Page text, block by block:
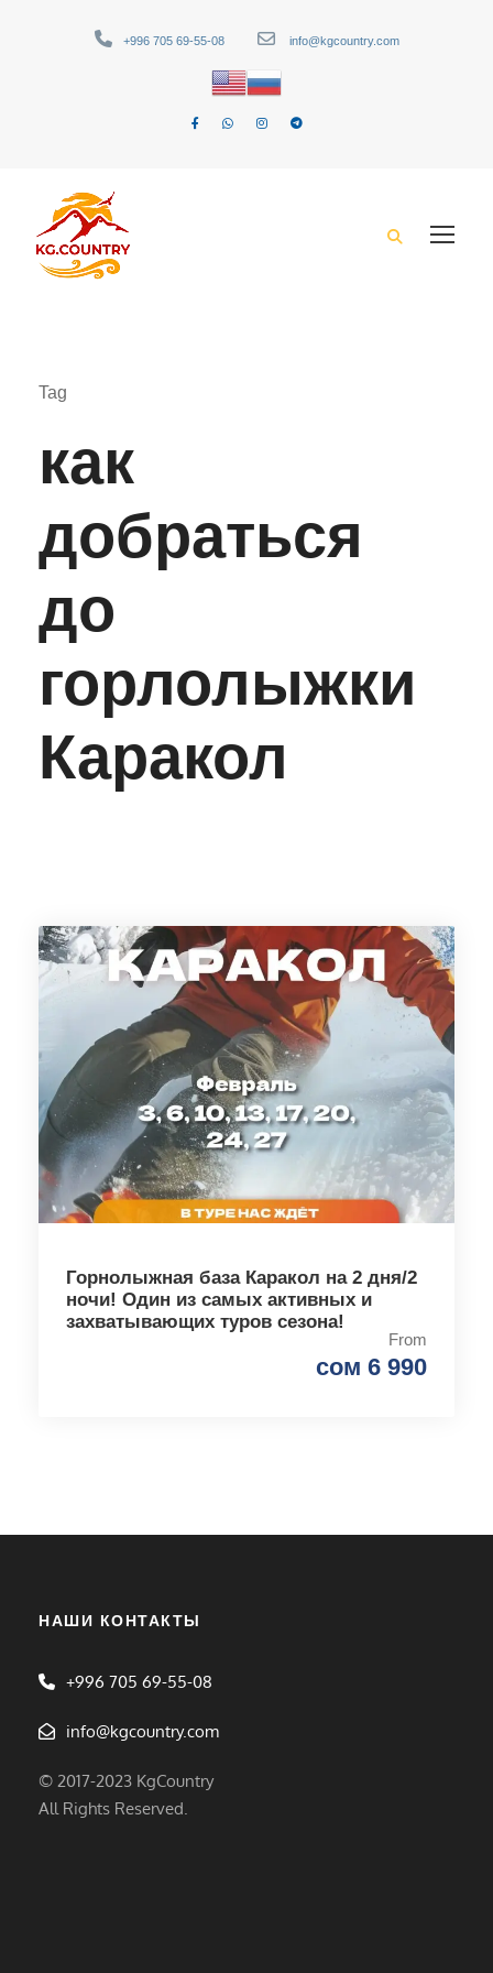
+996 705 69-55-08 info@kgcountry.com
Tag
как
добраться
до
горлолыжки
Каракол
Горнолыжная база Каракол на 2 дня/2
ночи! Один из самых активных и
захватывающих туров сезона!
From
сом 6 990
НАШИ КОНТАКТЫ
+996 705 69-55-08
info@kgcountry.com
© 2017-2023 KgCountry
All Rights Reserved.